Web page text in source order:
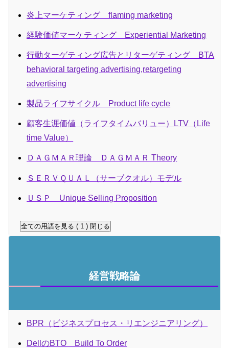
炎上マーケティング flaming marketing
経験価値マーケティング Experiential Marketing
行動ターゲティング広告とリターゲティング BTA
behavioral targeting advertising,retargeting
advertising
製品ライフサイクル Product life cycle
顧客生涯価値（ライフタイムバリュー）LTV（Life
time Value）
ＤＡＧＭＡＲ理論 ＤＡＧＭＡＲ Theory
ＳＥＲＶＱＵＡＬ（サーブクオル）モデル
ＵＳＰ Unique Selling Proposition
全ての用語を見る ( 1 ) 閉じる
経営戦略論
BPR（ビジネスプロセス・リエンジニアリング）
DellのBTO Build To Order